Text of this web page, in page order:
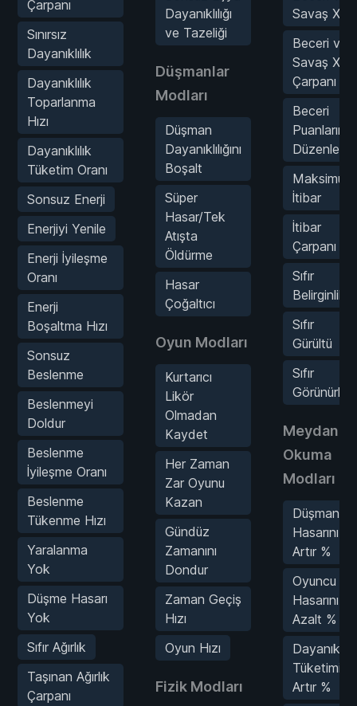
Çarpanı
Sınırsız
Dayanıklılık
Dayanıklılık
Toparlanma
Hızı
Dayanıklılık
Tüketim Oranı
Sonsuz Enerji
Enerjiyi Yenile
Enerji İyileşme
Oranı
Enerji
Boşaltma Hızı
Sonsuz
Beslenme
Beslenmeyi
Doldur
Beslenme
İyileşme Oranı
Beslenme
Tükenme Hızı
Yaralanma
Yok
Düşme Hasarı
Yok
Sıfır Ağırlık
Taşınan Ağırlık
Çarpanı
Dayanıklılığı
ve Tazeliği
Düşmanlar
Modları
Düşman
Dayanıklılığını
Boşalt
Süper
Hasar/Tek
Atışta
Öldürme
Hasar
Çoğaltıcı
Oyun Modları
Kurtarıcı
Likör
Olmadan
Kaydet
Her Zaman
Zar Oyunu
Kazan
Gündüz
Zamanını
Dondur
Zaman Geçiş
Hızı
Oyun Hızı
Fizik Modları
Savaş XP
Beceri ve
Savaş XP
Çarpanı
Beceri
Puanlarını
Düzenle
Maksimum
İtibar
İtibar
Çarpanı
Sıfır
Belirginlik
Sıfır
Gürültü
Sıfır
Görünürlük
Meydan
Okuma
Modları
Düşman
Hasarını
Artır %
Oyuncu
Hasarını
Azalt %
Dayanıklılık
Tüketimini
Artır %